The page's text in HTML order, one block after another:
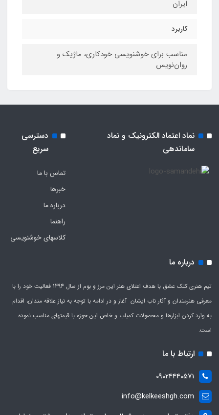
ایران
کاربرد
مناسب برای خوشنویسی خودکاری، ماژیک و
روان‌نویس
نماد اعتماد الکترونیک و نماد
ساماندهی
دسترسی
سریع
تماس با ما
خبرها
درباره ما
راهنما
کلاسهای خوشنویسی
درباره ما
تیم هنری کلک عشق با هدف اعتلای هنر این مرز و بوم از سال 1394 فعالیت خود را با
معرفی هنرمندان و آثار ناب ایشان آغاز و در ادامه با توجه به نیاز علاقه مندان، اقدام
به وارد کردن ابزارها و محصولات کمیاب و خاص این حوزه با قیمتهای مناسب نموده
است.
ارتباط با ما
09024440571
info@kelkeeshgh.com